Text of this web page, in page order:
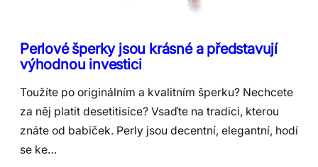
Perlové šperky jsou krásné a představují
výhodnou investici
Toužíte po originálním a kvalitním šperku? Nechcete
za něj platit desetitisíce? Vsaďte na tradici, kterou
znáte od babiček. Perly jsou decentní, elegantní, hodí
se ke…